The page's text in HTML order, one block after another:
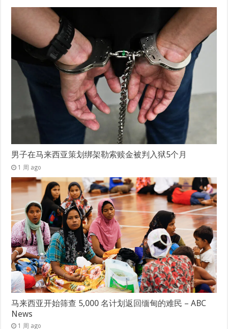
男子在马来西亚策划绑架勒索赎金被判入狱5个月
1 周 ago
马来西亚开始筛查 5,000 名计划返回缅甸的难民 – ABC
News
1 周 ago